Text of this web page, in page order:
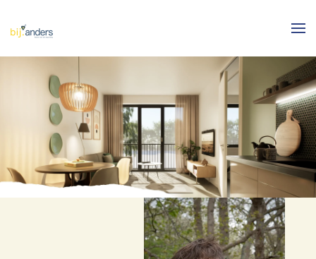
Skip to main content